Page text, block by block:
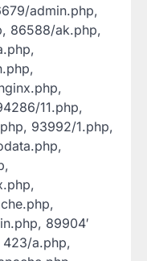
admin.php,
86588/ak.php,
11.php,
93992/1.php,
89904′
a.php,